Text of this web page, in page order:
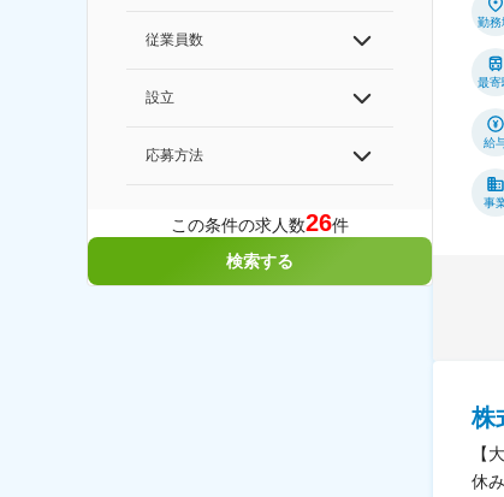
従業員数
設立
応募方法
この条件の求人数26件
検索する
勤務
最寄
給
事
株
【
休み